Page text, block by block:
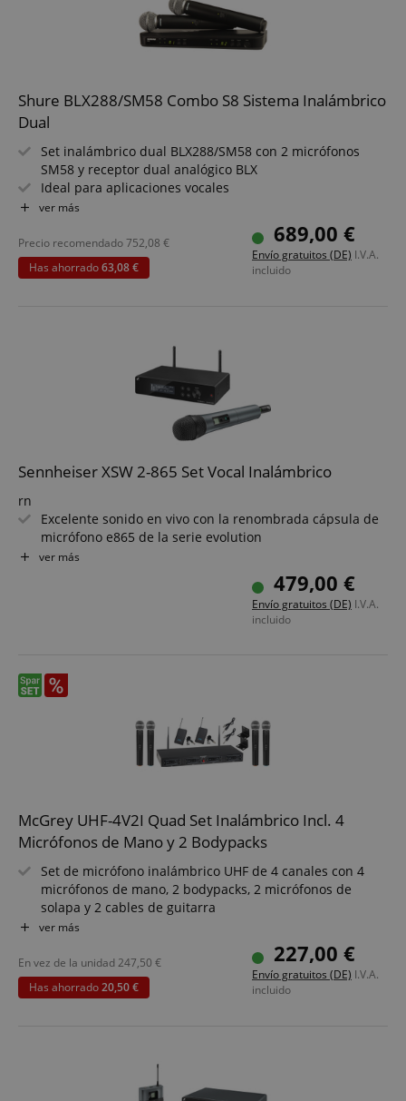
Shure BLX288/SM58 Combo S8 Sistema Inalámbrico
Dual
Set inalámbrico dual BLX288/SM58 con 2 micrófonos
SM58 y receptor dual analógico BLX
Ideal para aplicaciones vocales
2x transmisores de mano analógicos BLX2/SM58 con
Receptor dual analógico BLX88E con salidas jack y XLR
Hasta 12 sistemas compatibles por banda de frecuencia
Función QuickScan
ver más
689,00 €
Envío gratuitos (DE) I.V.A.
incluido
Precio recomendado752,08 €
Has ahorrado63,08 €
Sennheiser XSW 2-865 Set Vocal Inalámbrico
rn
Excelente sonido en vivo con la renombrada cápsula de
micrófono e865 de la serie evolution
rn
Receptor True-Diversity robusto con carcasa metálica
Frecuencias UHF sintonizables dentro de una amplia
banda
Rango de frecuencias banda E: 821-832 MHz, 863-865
ver más
479,00 €
Envío gratuitos (DE) I.V.A.
incluido
McGrey UHF-4V2I Quad Set Inalámbrico Incl. 4
Micrófonos de Mano y 2 Bodypacks
Set de micrófono inalámbrico UHF de 4 canales con 4
micrófonos de mano, 2 bodypacks, 2 micrófonos de
solapa y 2 cables de guitarra
Micrófonos optimizados para voz y canto
Receptor UHF para operar hasta 4 canales inalámbricos
simultáneamente
Alcance: 50 metros
Duración de batería aprox. 8 horas
ver más
227,00 €
Envío gratuitos (DE) I.V.A.
incluido
En vez de la unidad247,50 €
Has ahorrado20,50 €